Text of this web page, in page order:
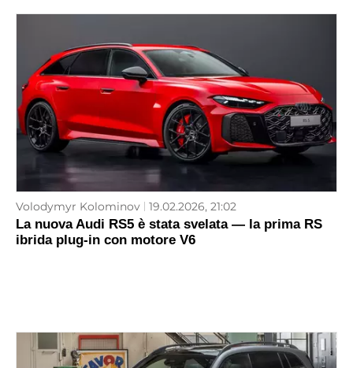
Volodymyr Kolominov 19.02.2026, 21:02
La nuova Audi RS5 è stata svelata — la prima RS
ibrida plug-in con motore V6